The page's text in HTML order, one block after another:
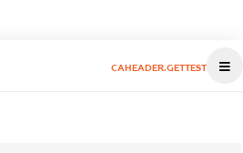
CAHEADER.GETTEST